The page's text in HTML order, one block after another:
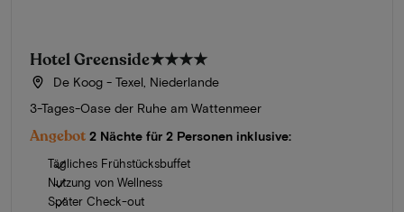
Hotel Greenside★★★★
De Koog - Texel, Niederlande
3-Tages-Oase der Ruhe am Wattenmeer
Angebot 2 Nächte für 2 Personen inklusive:
Tägliches Frühstücksbuffet
Nutzung von Wellness
Später Check-out